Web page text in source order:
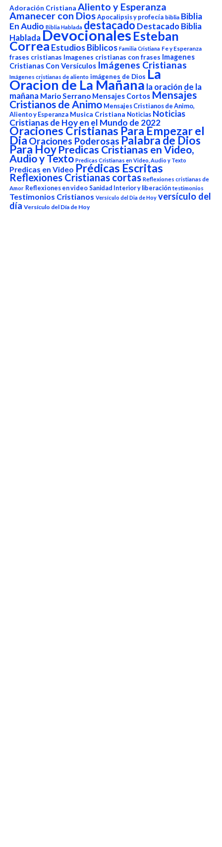
Adoración Cristiana Aliento y Esperanza
Amanecer con Dios Apocalipsis y profecía biblia Biblia
En Audio Biblia Hablada destacado Destacado Biblia
HabladaDevocionalesEsteban
Correa Estudios Biblicos Familia Cristiana Fe y Esperanza
frases cristianas Imagenes cristianas con frases Imagenes
Cristianas Con Versículos Imágenes Cristianas
Imágenes cristianas de aliento imágenes de Dios La
Oracion de La Mañana la oración de la
mañana Mario Serrano Mensajes Cortos Mensajes
Cristianos de Animo Mensajes Cristianos de Animo,
Aliento y Esperanza Musica Cristiana Noticias Noticias
Cristianas de Hoy en el Mundo de 2022
Oraciones Cristianas Para Empezar el
DiaOraciones Poderosas Palabra de Dios
Para Hoy Predicas Cristianas en Video,
Audio y Texto Predicas Cristianas en Video, Audio y Texto
Predicas en Video Prédicas Escritas
Reflexiones Cristianas cortas Reflexiones cristianas de
Amor Reflexiones en video Sanidad Interior y liberación testimonios
Testimonios Cristianos Versículo del Dia de Hoy versículo del
día Versículo del Día de Hoy